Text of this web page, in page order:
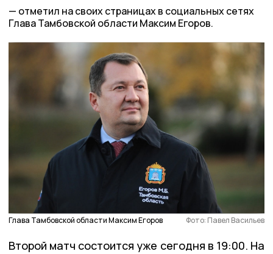
отметил на своих страницах в социальных сетях
Глава Тамбовской области Максим Егоров.
Глава Тамбовской области Максим Егоров Фото: Павел Васильев
Второй матч состоится уже сегодня в 19:00. На